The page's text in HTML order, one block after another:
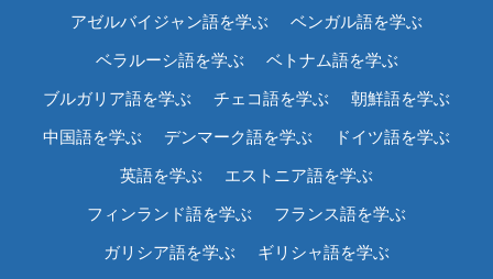
アゼルバイジャン語を学ぶ ベンガル語を学ぶ
ベラルーシ語を学ぶ ベトナム語を学ぶ
ブルガリア語を学ぶ チェコ語を学ぶ 朝鮮語を学ぶ
中国語を学ぶ デンマーク語を学ぶ ドイツ語を学ぶ
英語を学ぶ エストニア語を学ぶ
フィンランド語を学ぶ フランス語を学ぶ
ガリシア語を学ぶ ギリシャ語を学ぶ